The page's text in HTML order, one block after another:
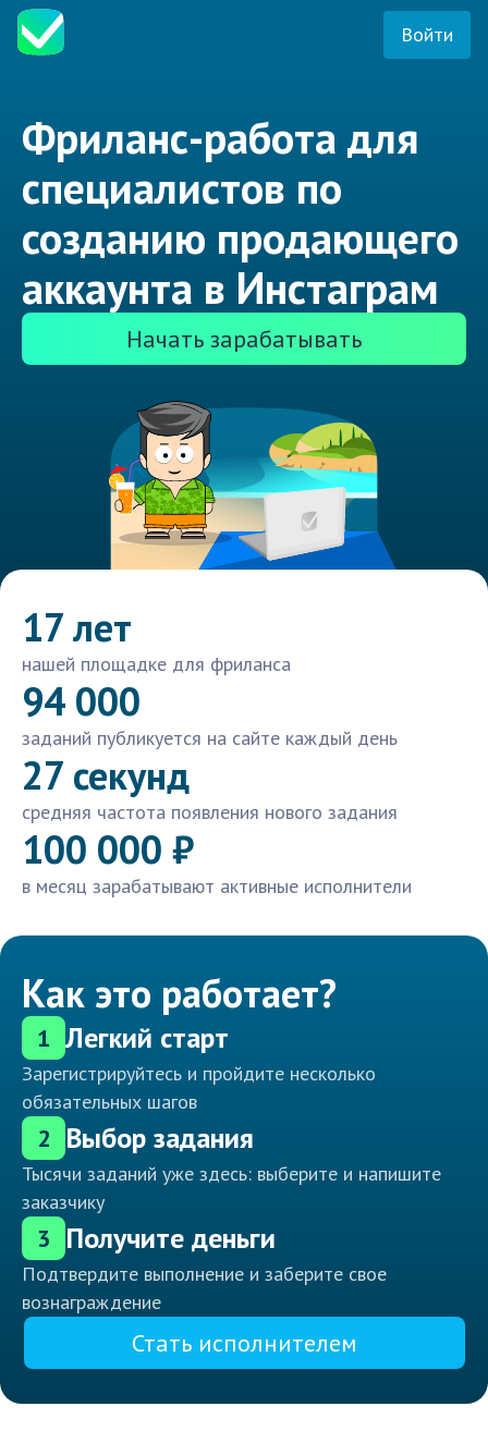
Войти
Фриланс-работа для
специалистов по
созданию продающего
аккаунта в Инстаграм
Начать зарабатывать
17 лет
нашей площадке для фриланса
94 000
заданий публикуется на сайте каждый день
27 секунд
средняя частота появления нового задания
100 000 ₽
в месяц зарабатывают активные исполнители
Как это работает?
1 Легкий старт
Зарегистрируйтесь и пройдите несколько
обязательных шагов
2 Выбор задания
Тысячи заданий уже здесь: выберите и напишите
заказчику
3 Получите деньги
Подтвердите выполнение и заберите свое
вознаграждение
Стать исполнителем